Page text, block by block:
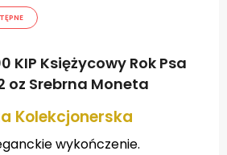
KIP Księżycowy Rok Psa
oz Srebrna Moneta
Kolekcjonerska
wykończenie.